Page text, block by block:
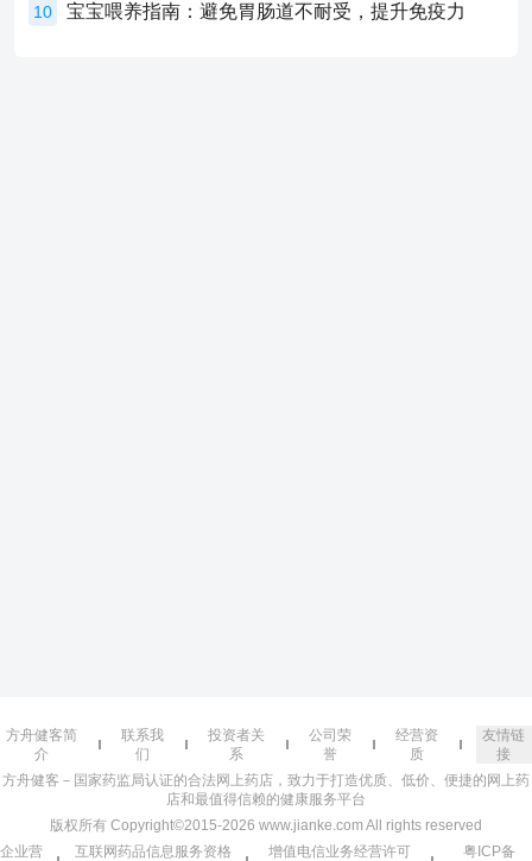
10 宝宝喂养指南：避免胃肠道不耐受，提升免疫力
方舟健客简
介
联系我
们
投资者关
系
公司荣
誉
经营资
质
友情链
接
方舟健客－国家药监局认证的合法网上药店，致力于打造优质、低价、便捷的网上药
店和最值得信赖的健康服务平台
版权所有 Copyright©2015-2026 www.jianke.com All rights reserved
企业营
互联网药品信息服务资格 增值电信业务经营许可 粤ICP备